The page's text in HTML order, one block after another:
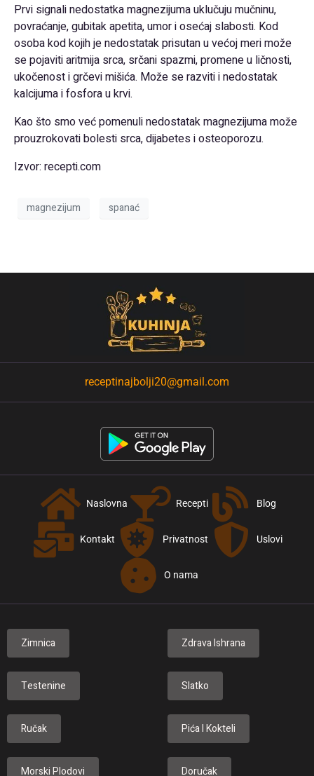
Prvi signali nedostatka magnezijuma uklučuju mučninu,
povraćanje, gubitak apetita, umor i osećaj slabosti. Kod
osoba kod kojih je nedostatak prisutan u većoj meri može
se pojaviti aritmija srca, srčani spazmi, promene u ličnosti,
ukočenost i grčevi mišića. Može se razviti i nedostatak
kalcijuma i fosfora u krvi.
Kao što smo već pomenuli nedostatak magnezijuma može
prouzrokovati bolesti srca, dijabetes i osteoporozu.
Izvor: recepti.com
magnezijum spanać
receptinajbolji20@gmail.com
Naslovna Recepti Blog
Kontakt Privatnost Uslovi
O nama
Zimnica Zdrava Ishrana
Testenine Slatko
Ručak Pića I Kokteli
Morski Plodovi Doručak